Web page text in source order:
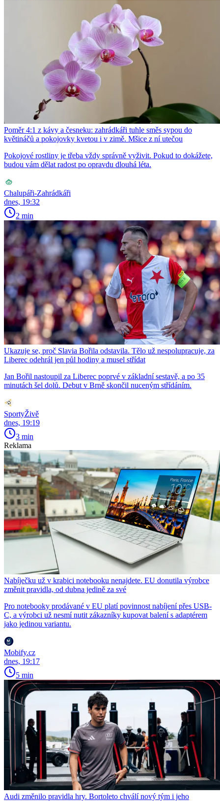
Poměr 4:1 z kávy a česneku: zahrádkáři tuhle směs sypou do
květináčů a pokojovky kvetou i v zimě. Mšice z ní utečou
Pokojové rostliny je třeba vždy správně vyživit. Pokud to dokážete,
budou vám dělat radost po opravdu dlouhá léta.
Chalupáři-Zahrádkáři
dnes, 19:32
2 min
Ukazuje se, proč Slavia Bořila odstavila. Tělo už nespolupracuje, za
Liberec odehrál jen půl hodiny a musel střídat
Jan Bořil nastoupil za Liberec poprvé v základní sestavě, a po 35
minutách šel dolů. Debut v Brně skončil nuceným střídáním.
SportyŽivě
dnes, 19:19
3 min
Reklama
Nabíječku už v krabici notebooku nenajdete. EU donutila výrobce
změnit pravidla, od dubna jedině za své
Pro notebooky prodávané v EU platí povinnost nabíjení přes USB-
C, a výrobci už nesmí nutit zákazníky kupovat balení s adaptérem
jako jedinou variantu.
Mobify.cz
dnes, 19:17
5 min
Audi změnilo pravidla hry. Bortoleto chválí nový tým i jeho